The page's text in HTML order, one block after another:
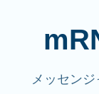
メッセン